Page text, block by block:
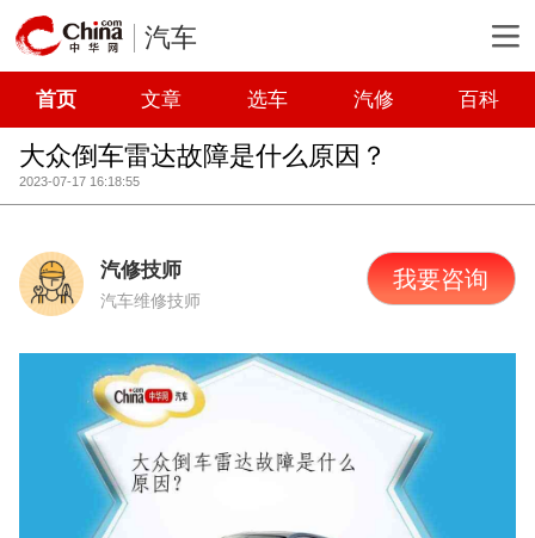
汽车
首页 文章 选车 汽修 百科
大众倒车雷达故障是什么原因？
2023-07-17 16:18:55
汽修技师
汽车维修技师
我要咨询